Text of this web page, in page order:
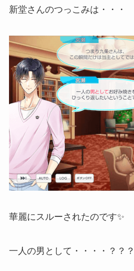
新堂さんのつっこみは・・・
華麗にスルーされたのです✨
一人の男として・・・・？？